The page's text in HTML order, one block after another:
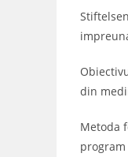
din
Metoda